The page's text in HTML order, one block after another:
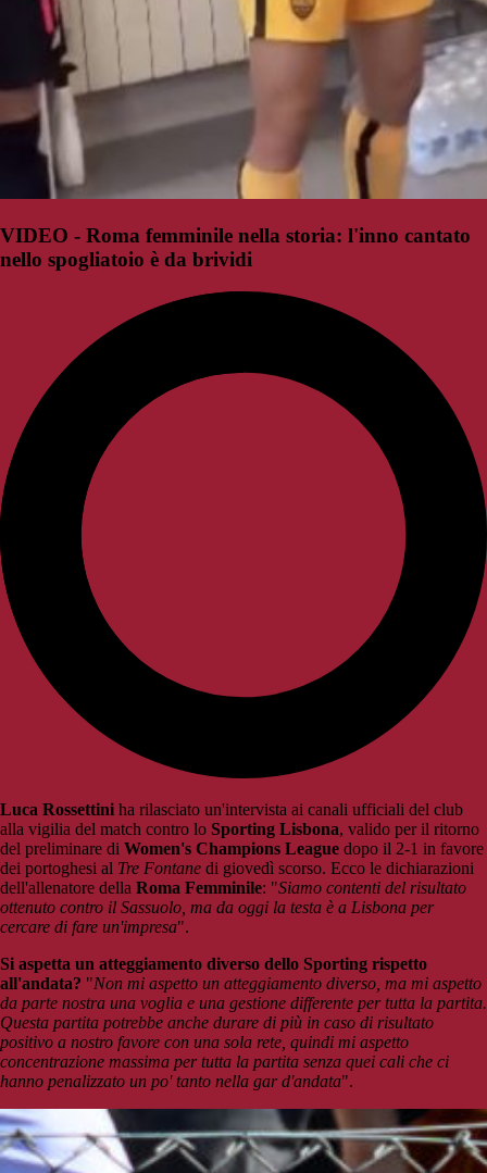
VIDEO - Roma femminile nella storia: l'inno cantato
nello spogliatoio è da brividi
Luca Rossettini ha rilasciato un'intervista ai canali ufficiali del club
alla vigilia del match contro lo Sporting Lisbona, valido per il ritorno
del preliminare di Women's Champions League dopo il 2-1 in favore
dei portoghesi al Tre Fontane di giovedì scorso. Ecco le dichiarazioni
dell'allenatore della Roma Femminile: "Siamo contenti del risultato
ottenuto contro il Sassuolo, ma da oggi la testa è a Lisbona per
cercare di fare un'impresa".
Si aspetta un atteggiamento diverso dello Sporting rispetto
all'andata? "Non mi aspetto un atteggiamento diverso, ma mi aspetto
da parte nostra una voglia e una gestione differente per tutta la partita.
Questa partita potrebbe anche durare di più in caso di risultato
positivo a nostro favore con una sola rete, quindi mi aspetto
concentrazione massima per tutta la partita senza quei cali che ci
hanno penalizzato un po' tanto nella gar d'andata".